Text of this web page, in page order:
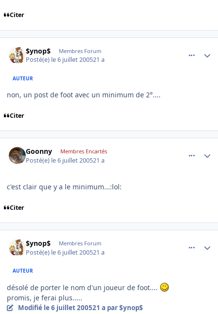
Citer
$ynop$ Membres Forum
Posté(e) le 6 juillet 200521 a
AUTEUR
non, un post de foot avec un minimum de 2°....
Citer
Goonny Membres Encartés
Posté(e) le 6 juillet 200521 a
c'est clair que y a le minimum...:lol:
Citer
$ynop$ Membres Forum
Posté(e) le 6 juillet 200521 a
AUTEUR
désolé de porter le nom d'un joueur de foot....
promis, je ferai plus.....
Modifié le 6 juillet 200521 a par $ynop$